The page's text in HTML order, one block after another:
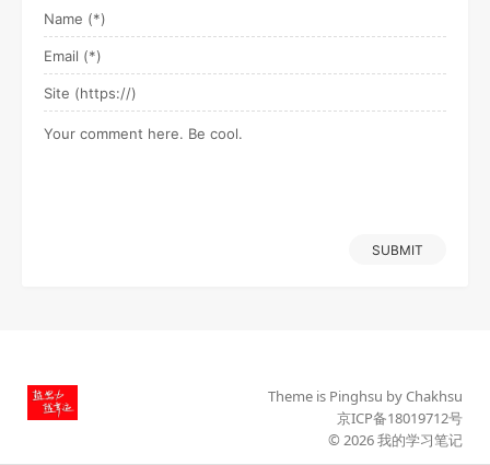
SUBMIT
Theme is Pinghsu byChakhsu
京ICP备18019712号
© 2026我的学习笔记